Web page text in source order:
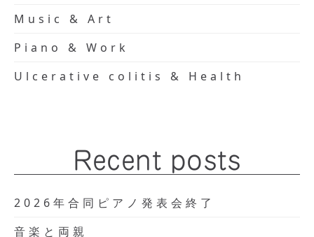
Music & Art
Piano & Work
Ulcerative colitis & Health
Recent posts
2026年合同ピアノ発表会終了
音楽と両親